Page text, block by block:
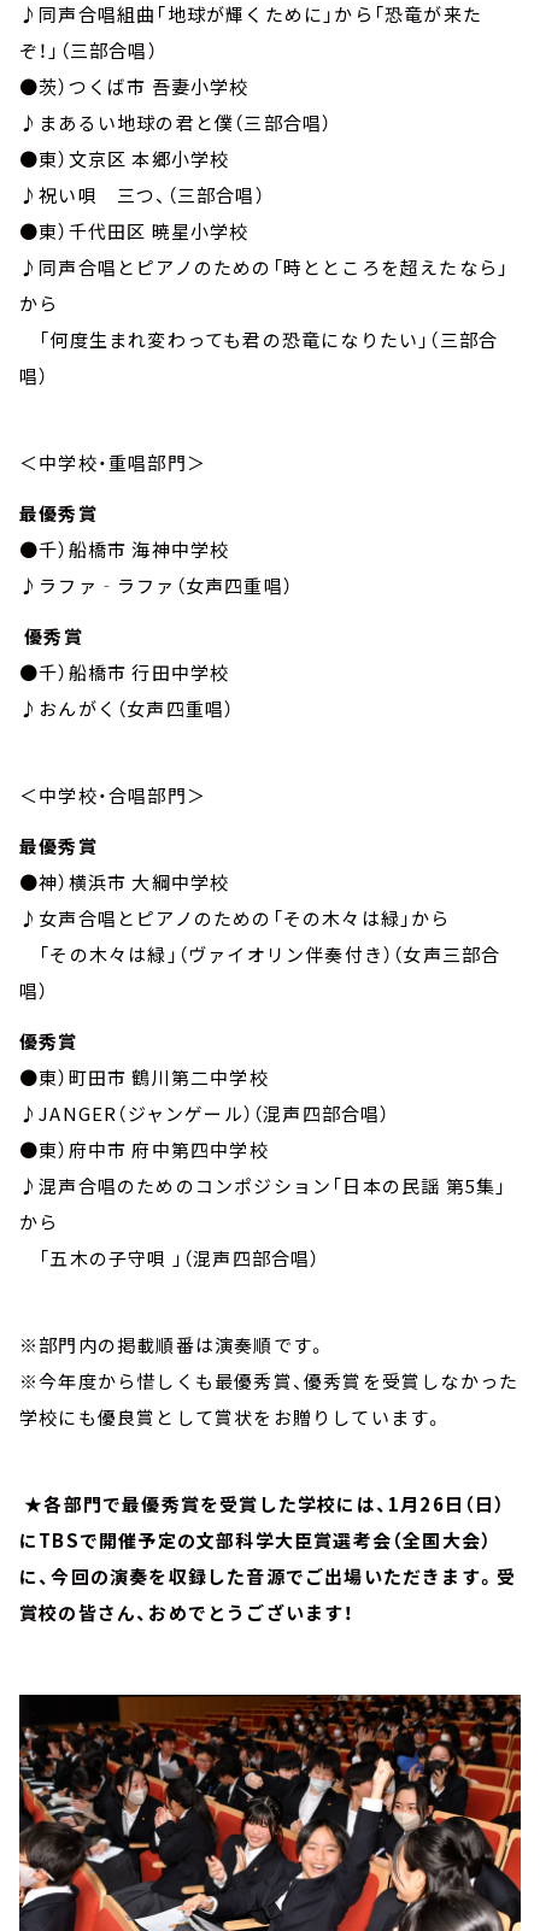
♪同声合唱組曲「地球が輝くために」から「恐竜が来た
ぞ！」（三部合唱）
●茨）つくば市 吾妻小学校
♪まあるい地球の君と僕（三部合唱）
●東）文京区 本郷小学校
♪祝い唄 三つ、（三部合唱）
●東）千代田区 暁星小学校
♪同声合唱とピアノのための「時とところを超えたなら」
から
「何度生まれ変わっても君の恐竜になりたい」（三部合
唱）
＜中学校・重唱部門＞
最優秀賞
●千）船橋市 海神中学校
♪ラファ‐ラファ（女声四重唱）
優秀賞
●千）船橋市 行田中学校
♪おんがく（女声四重唱）
＜中学校・合唱部門＞
最優秀賞
●神）横浜市 大綱中学校
♪女声合唱とピアノのための「その木々は緑」から
「その木々は緑」（ヴァイオリン伴奏付き）（女声三部合
唱）
優秀賞
●東）町田市 鶴川第二中学校
♪JANGER （ジャンゲール）（混声四部合唱）
●東）府中市 府中第四中学校
♪混声合唱のためのコンポジション「日本の民謡 第5集」
から
「五木の子守唄 」（混声四部合唱）
※部門内の掲載順番は演奏順です。
※今年度から惜しくも最優秀賞、優秀賞を受賞しなかった
学校にも優良賞として賞状をお贈りしています。
★各部門で最優秀賞を受賞した学校には、 1月26日（日）
にTBSで開催予定の文部科学大臣賞選考会（全国大会）
に、今回の演奏を収録した音源でご出場いただきます。受
賞校の皆さん、おめでとうございます！